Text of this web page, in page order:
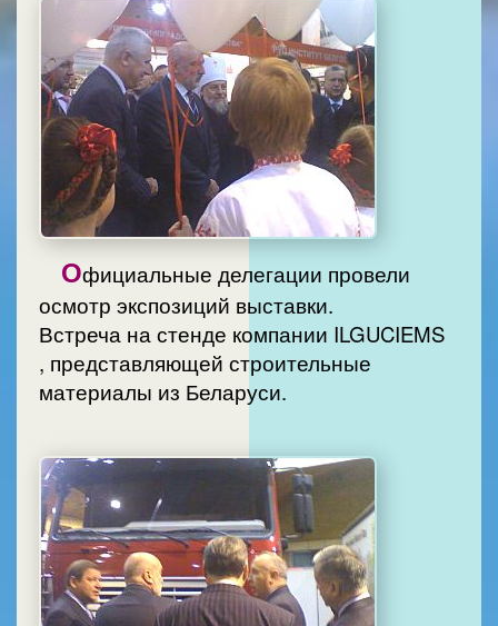
Официальные делегации провели
осмотр экспозиций выставки.
Встреча на стенде компании ILGUCIEMS
, представляющей строительные
материалы из Беларуси.